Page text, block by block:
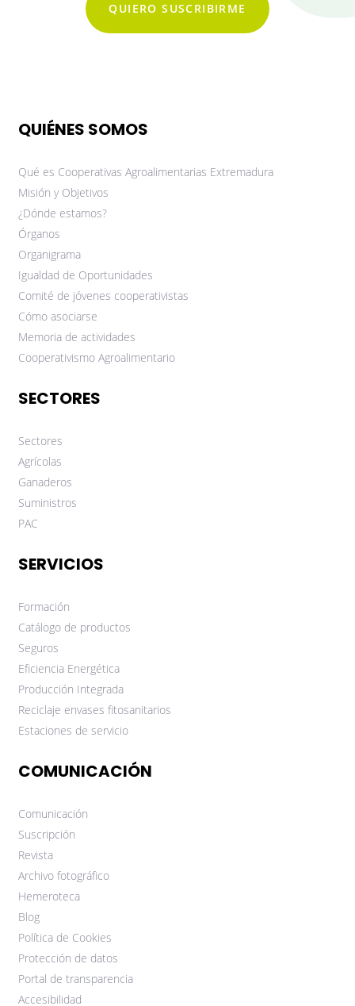
QUIERO SUSCRIBIRME
QUIÉNES SOMOS
Qué es Cooperativas Agroalimentarias Extremadura
Misión y Objetivos
¿Dónde estamos?
Órganos
Organigrama
Igualdad de Oportunidades
Comité de jóvenes cooperativistas
Cómo asociarse
Memoria de actividades
Cooperativismo Agroalimentario
SECTORES
Sectores
Agrícolas
Ganaderos
Suministros
PAC
SERVICIOS
Formación
Catálogo de productos
Seguros
Eficiencia Energética
Producción Integrada
Reciclaje envases fitosanitarios
Estaciones de servicio
COMUNICACIÓN
Comunicación
Suscripción
Revista
Archivo fotográfico
Hemeroteca
Blog
Política de Cookies
Protección de datos
Portal de transparencia
Accesibilidad